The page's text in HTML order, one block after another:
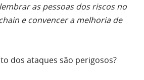
as pessoas dos riscos no
e convencer a melhoria de
dos ataques são perigosos?